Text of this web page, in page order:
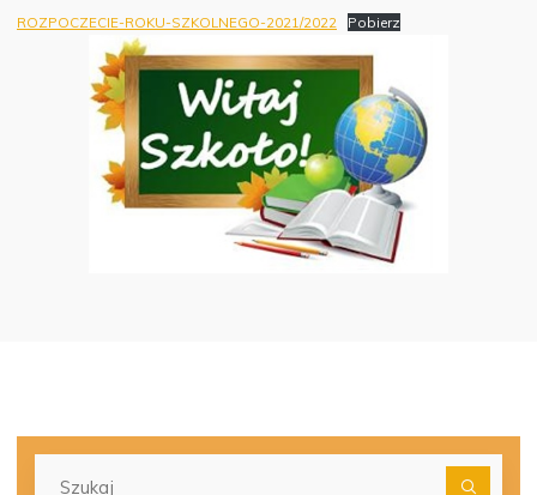
ROZPOCZECIE-ROKU-SZKOLNEGO-2021/2022 Pobierz